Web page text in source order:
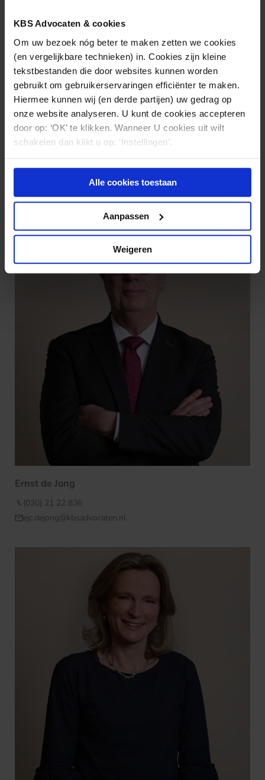
KBS Advocaten & cookies
Om uw bezoek nóg beter te maken zetten we cookies
(en vergelijkbare technieken) in. Cookies zijn kleine
tekstbestanden die door websites kunnen worden
gebruikt om gebruikerservaringen efficiënter te maken.
Hiermee kunnen wij (en derde partijen) uw gedrag op
onze website analyseren. U kunt de cookies accepteren
door op: ‘OK’ te klikken. Wanneer U cookies uit wilt
schakelen dan klikt u op: ‘Instellingen’.
Alle cookies toestaan
Aanpassen
Weigeren
Maurice Mooibroek
(030) 212 28 38
mf.mooibroek@kbsadvocaten.nl
Ernst de Jong
(030) 21 22 836
ejc.dejong@kbsadvocaten.nl